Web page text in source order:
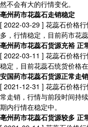
然不会有大的行情变化。
亳州药市花蕊石走销稳定
[ 2022-03-29 ] 花蕊石价格
多，行情稳定，目前药市花
亳州药市花蕊石货源充裕 正
[ 2022-03-11 ] 花蕊石价格
稳定，目前花蕊石统货价格在
安国药市花蕊石货源正常走
[ 2021-12-31 ] 花蕊石价格
常走销，行情与前段时间持
期内行情在稳定中。
亳州药市花蕊石货源较多 正